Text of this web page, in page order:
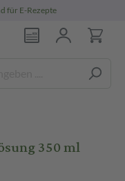
für E-Rezepte
350 ml